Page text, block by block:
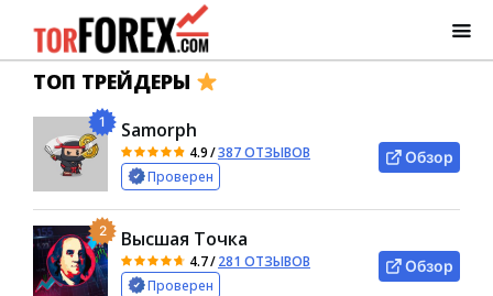
ТОП ТРЕЙДЕРЫ
1 Samorph
4.9/387 ОТЗЫВОВ
Проверен
Обзор
2 Высшая Точка
4.7/281 ОТЗЫВОВ
Проверен
Обзор